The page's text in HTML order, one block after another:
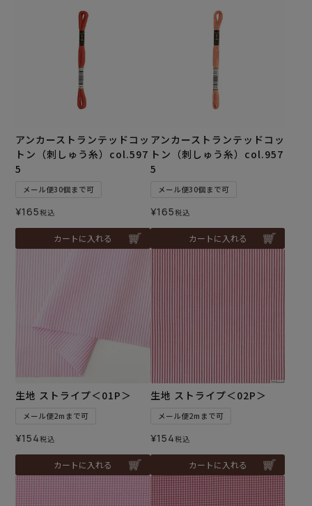
アンカーストランテッドコッ
トン（刺しゅう糸）col.597
5
メール便30個まで可
¥165税込
カートに入れる
アンカーストランテッドコッ
トン（刺しゅう糸）col.957
5
メール便30個まで可
¥165税込
カートに入れる
生地 ストライプ＜01P＞
メール便2mまで可
¥154税込
カートに入れる
生地 ストライプ＜02P＞
メール便2mまで可
¥154税込
カートに入れる